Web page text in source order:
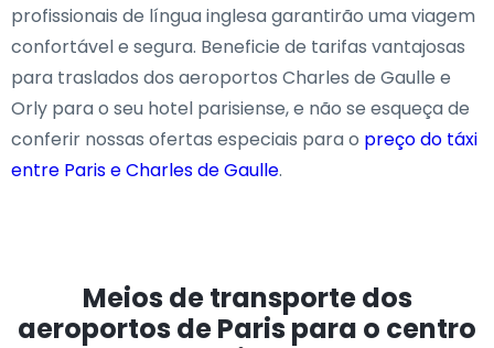
profissionais de língua inglesa garantirão uma viagem
confortável e segura. Beneficie de tarifas vantajosas
para traslados dos aeroportos Charles de Gaulle e
Orly para o seu hotel parisiense, e não se esqueça de
conferir nossas ofertas especiais para o preço do táxi
entre Paris e Charles de Gaulle.
Meios de transporte dos
aeroportos de Paris para o centro